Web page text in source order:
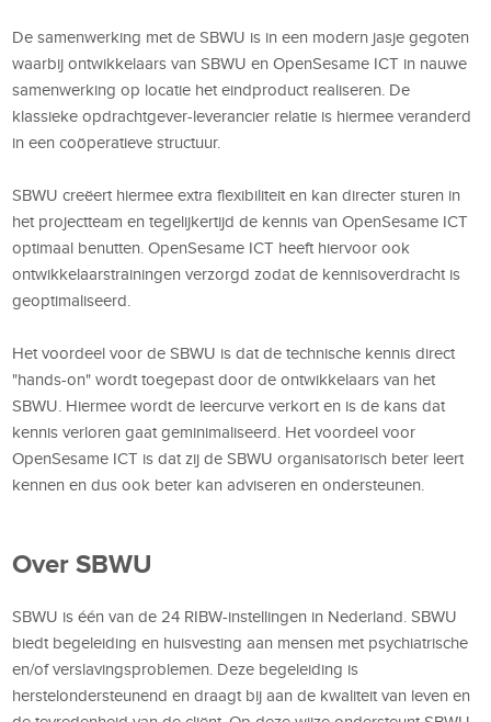
De samenwerking met de SBWU is in een modern jasje gegoten
waarbij ontwikkelaars van SBWU en OpenSesame ICT in nauwe
samenwerking op locatie het eindproduct realiseren. De
klassieke opdrachtgever-leverancier relatie is hiermee veranderd
in een coöperatieve structuur.
SBWU creëert hiermee extra flexibiliteit en kan directer sturen in
het projectteam en tegelijkertijd de kennis van OpenSesame ICT
optimaal benutten. OpenSesame ICT heeft hiervoor ook
ontwikkelaarstrainingen verzorgd zodat de kennisoverdracht is
geoptimaliseerd.
Het voordeel voor de SBWU is dat de technische kennis direct
"hands-on" wordt toegepast door de ontwikkelaars van het
SBWU. Hiermee wordt de leercurve verkort en is de kans dat
kennis verloren gaat geminimaliseerd. Het voordeel voor
OpenSesame ICT is dat zij de SBWU organisatorisch beter leert
kennen en dus ook beter kan adviseren en ondersteunen.
Over SBWU
SBWU is één van de 24 RIBW-instellingen in Nederland. SBWU
biedt begeleiding en huisvesting aan mensen met psychiatrische
en/of verslavingsproblemen. Deze begeleiding is
herstelondersteunend en draagt bij aan de kwaliteit van leven en